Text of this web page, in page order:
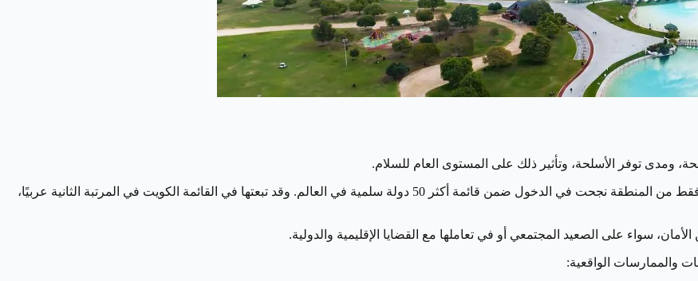
ومدى توفر الأسلحة، وتأثير ذلك على المستوى العام للسلام.
بحصولها على درجة إجمالية بلغت 1.593، باتت قطر واحدة من ثلاث دول فقط من المنطقة نجحت في الدخول ضمن قائمة أكثر 50 دولة سلمية في العالم. وقد تبعتها في القائمة الكويت في المرتبة الثانية عربيًا،
سواء على الصعيد المجتمعي أو في تعاملها مع القضايا الإقليمية والدولية.
والممارسات الواقعية: